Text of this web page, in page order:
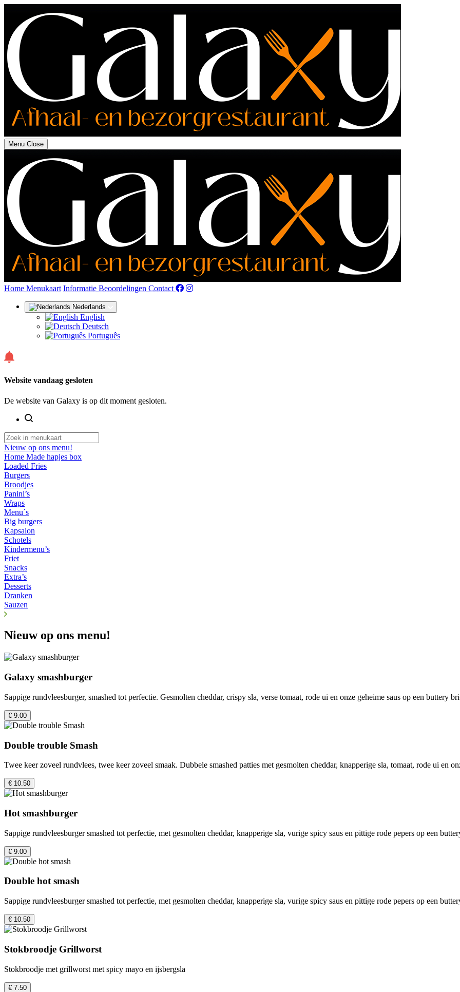
Menu Close
Home (huidige)
Menukaart Informatie Beoordelingen Contact
Nederlands
English
Deutsch
Português
Website vandaag gesloten
De website van Galaxy is op dit moment gesloten.
Nieuw op ons menu!
Home Made hapjes box
Loaded Fries
Burgers
Broodjes
Panini’s
Wraps
Menu´s
Big burgers
Kapsalon
Schotels
Kindermenu’s
Friet
Snacks
Extra’s
Desserts
Dranken
Sauzen
Nieuw op ons menu!
Galaxy smashburger
Sappige rundvleesburger, smashed tot perfectie. Gesmolten cheddar, crispy sla, verse tomaat, rode ui en onze geheime saus op een buttery
€ 9.00
Double trouble Smash
Twee keer zoveel rundvlees, twee keer zoveel smaak. Dubbele smashed patties met gesmolten cheddar, knapperige sla, tomaat, rode ui en
€ 10.50
Hot smashburger
Sappige rundvleesburger smashed tot perfectie, met gesmolten cheddar, knapperige sla, vurige spicy saus en pittige rode pepers op een
€ 9.00
Double hot smash
Sappige rundvleesburger smashed tot perfectie, met gesmolten cheddar, knapperige sla, vurige spicy saus en pittige rode pepers op een
€ 10.50
Stokbroodje Grillworst
Stokbroodje met grillworst met spicy mayo en ijsbergsla
€ 7.50